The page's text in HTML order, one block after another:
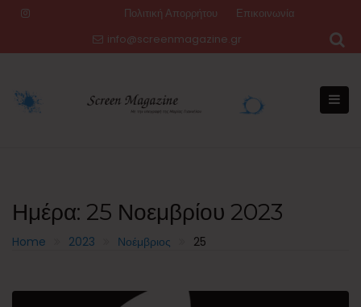
Πολιτική Απορρήτου
Επικοινωνία
info@screenmagazine.gr
Ημέρα: 25 Νοεμβρίου 2023
Home 2023 Νοέμβριος 25